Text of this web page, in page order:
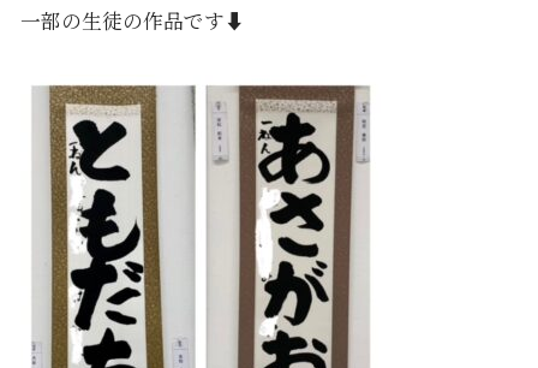
一部の生徒の作品です⬇︎